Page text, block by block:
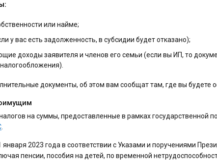
или найме;
у вас есть задолженность, в субсидии будет отказано);
доходы заявителя и членов его семьи (если вы ИП, то
документы, об этом вам сообщат там, где вы будете
на суммы, предоставленные в рамках государственной
2023 года в соответствии с Указами и поручениями
пенсии, пособия на детей, по временной